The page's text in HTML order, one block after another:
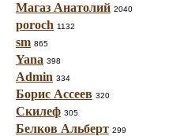
Магаз Анатолий 2040
poroch 1132
sm 865
Yana 398
Admin 334
Борис Ассеев 320
Скилеф 305
Белков Альберт 299